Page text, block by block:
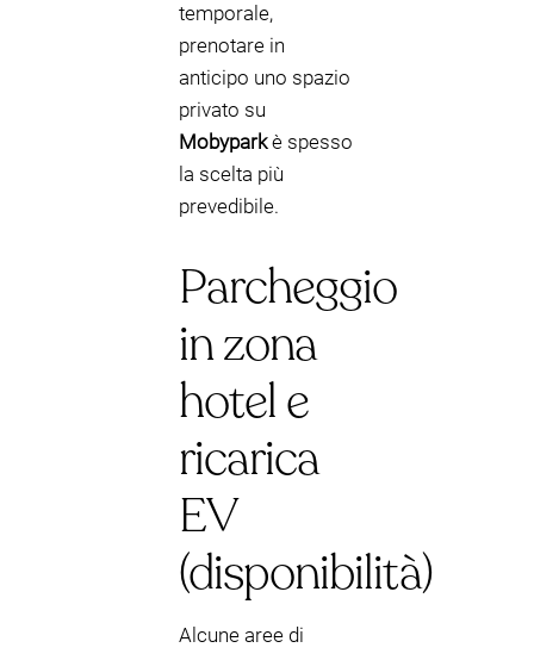
temporale,
prenotare in
anticipo uno spazio
privato su
Mobyparkè spesso
la scelta più
prevedibile.
Parcheggio
in zona
hotel e
ricarica
EV
(disponibilità)
Alcune aree di